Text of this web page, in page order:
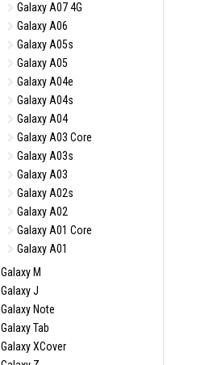
Galaxy A07 4G
Galaxy A06
Galaxy A05s
Galaxy A05
Galaxy A04e
Galaxy A04s
Galaxy A04
Galaxy A03 Core
Galaxy A03s
Galaxy A03
Galaxy A02s
Galaxy A02
Galaxy A01 Core
Galaxy A01
Galaxy M
Galaxy J
Galaxy Note
Galaxy Tab
Galaxy XCover